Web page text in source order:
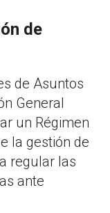
de
de Asuntos
General
un Régimen
la gestión de
regular las
ante